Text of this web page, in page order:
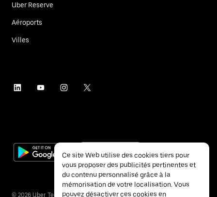
Uber Reserve
Aéroports
Villes
© 2026 Uber Technologies Inc.
Ce site Web utilise des cookies tiers pour
vous proposer des publicités pertinentes et
du contenu personnalisé grâce à la
mémorisation de votre localisation. Vous
pouvez désactiver ces cookies en